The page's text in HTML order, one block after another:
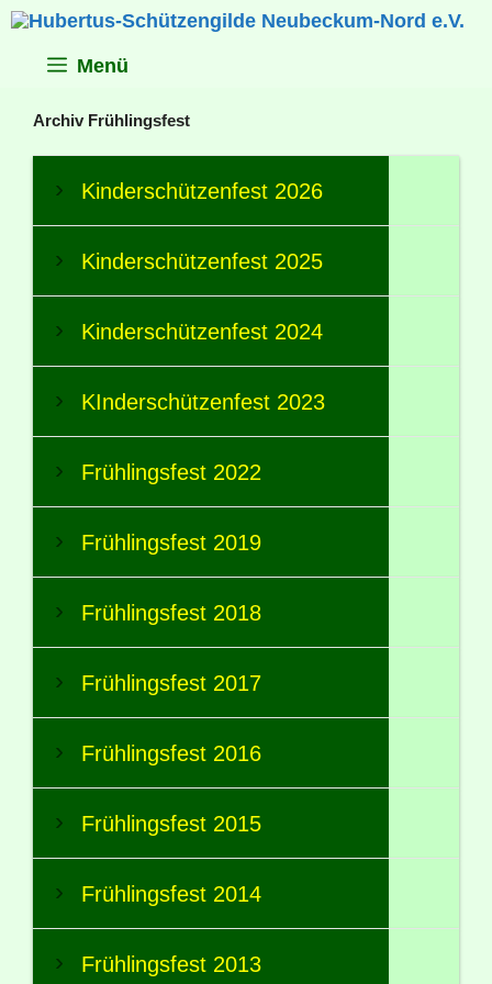
Zum
Inhalt
Menü
Archiv Frühlingsfest
Kinderschützenfest 2026
Kinderschützenfest 2025
Kinderschützenfest 2024
KInderschützenfest 2023
Frühlingsfest 2022
Frühlingsfest 2019
Frühlingsfest 2018
Frühlingsfest 2017
Frühlingsfest 2016
Frühlingsfest 2015
Frühlingsfest 2014
Frühlingsfest 2013